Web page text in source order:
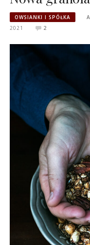
OWSIANKI I SPÓŁKA
2021
2